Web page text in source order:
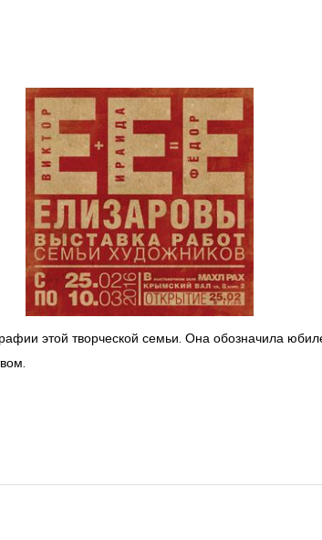
этой творческой семьи. Она обозначила